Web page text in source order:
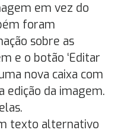
em vez do
foram
sobre as
e o botão ‘Editar
nova caixa com
edição da imagem.
texto alternativo